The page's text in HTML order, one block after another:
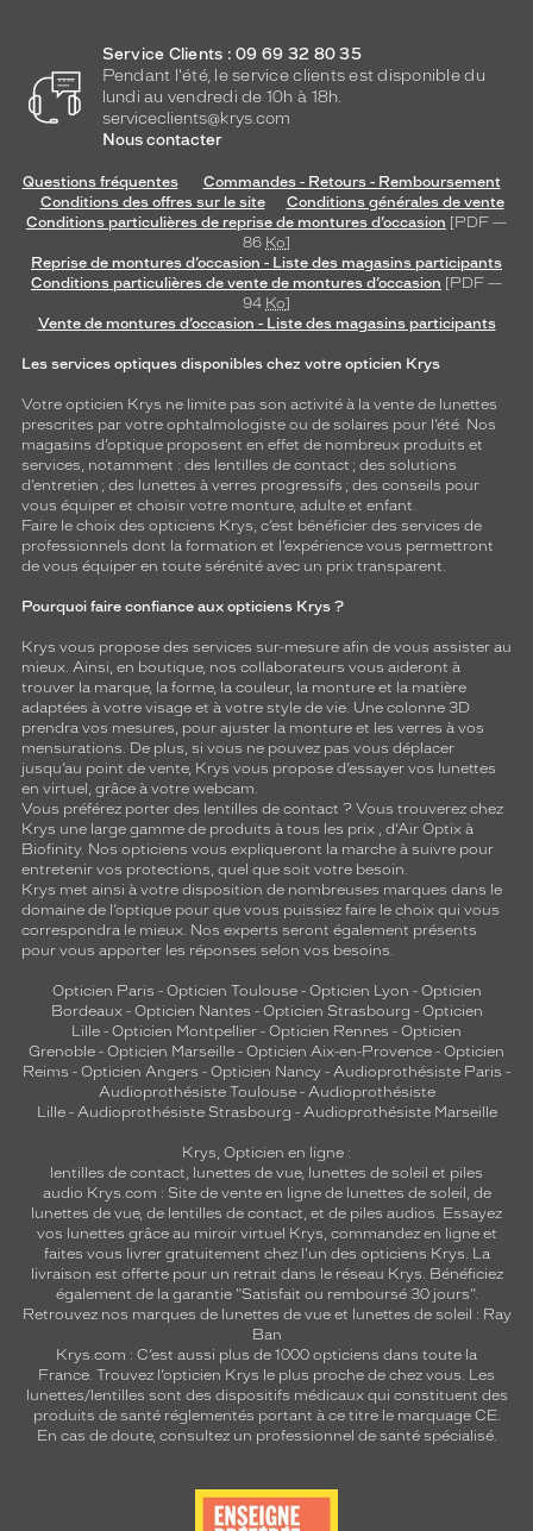
Service Clients : 09 69 32 80 35
Pendant l'été, le service clients est disponible du
lundi au vendredi de 10h à 18h.
serviceclients@krys.com
Nous contacter
Questions fréquentes
Commandes - Retours - Remboursement
Conditions des offres sur le site
Conditions générales de vente
Conditions particulières de reprise de montures d’occasion [PDF —
86 Ko]
Reprise de montures d’occasion - Liste des magasins participants
Conditions particulières de vente de montures d’occasion [PDF —
94 Ko]
Vente de montures d’occasion - Liste des magasins participants
Les services optiques disponibles chez votre opticien Krys
Votre opticien Krys ne limite pas son activité à la vente de lunettes
prescrites par votre ophtalmologiste ou de solaires pour l’été. Nos
magasins d’optique proposent en effet de nombreux produits et
services, notamment : des lentilles de contact ; des solutions
d’entretien ; des lunettes à verres progressifs ; des conseils pour
vous équiper et choisir votre monture, adulte et enfant.
Faire le choix des opticiens Krys, c’est bénéficier des services de
professionnels dont la formation et l’expérience vous permettront
de vous équiper en toute sérénité avec un prix transparent.
Pourquoi faire confiance aux opticiens Krys ?
Krys vous propose des services sur-mesure afin de vous assister au
mieux. Ainsi, en boutique, nos collaborateurs vous aideront à
trouver la marque, la forme, la couleur, la monture et la matière
adaptées à votre visage et à votre style de vie. Une colonne 3D
prendra vos mesures, pour ajuster la monture et les verres à vos
mensurations. De plus, si vous ne pouvez pas vous déplacer
jusqu’au point de vente, Krys vous propose d’essayer vos lunettes
en virtuel, grâce à votre webcam.
Vous préférez porter des lentilles de contact ? Vous trouverez chez
Krys une large gamme de produits à tous les prix , d’Air Optix à
Biofinity. Nos opticiens vous expliqueront la marche à suivre pour
entretenir vos protections, quel que soit votre besoin.
Krys met ainsi à votre disposition de nombreuses marques dans le
domaine de l’optique pour que vous puissiez faire le choix qui vous
correspondra le mieux. Nos experts seront également présents
pour vous apporter les réponses selon vos besoins.
Opticien Paris - Opticien Toulouse- Opticien Lyon - Opticien
Bordeaux- Opticien Nantes - Opticien Strasbourg - Opticien
Lille - Opticien Montpellier - Opticien Rennes - Opticien
Grenoble - Opticien Marseille - Opticien Aix-en-Provence - Opticien
Reims - Opticien Angers - Opticien Nancy - Audioprothésiste Paris -
Audioprothésiste Toulouse- Audioprothésiste
Lille- Audioprothésiste Strasbourg - Audioprothésiste Marseille
Krys, Opticien en ligne :
lentilles de contact, lunettes de vue, lunettes de soleil et piles
audio Krys.com : Site de vente en ligne de lunettes de soleil, de
lunettes de vue, de lentilles de contact, et de piles audios. Essayez
vos lunettes grâce au miroir virtuel Krys, commandez en ligne et
faites vous livrer gratuitement chez l'un des opticiens Krys. La
livraison est offerte pour un retrait dans le réseau Krys. Bénéficiez
également de la garantie "Satisfait ou remboursé 30 jours".
Retrouvez nos marques de lunettes de vue et lunettes de soleil : Ray
Ban
Krys.com : C’est aussi plus de 1000 opticiens dans toute la
France. Trouvez l’opticien Krys le plus proche de chez vous. Les
lunettes/lentilles sont des dispositifs médicaux qui constituent des
produits de santé réglementés portant à ce titre le marquage CE.
En cas de doute, consultez un professionnel de santé spécialisé.